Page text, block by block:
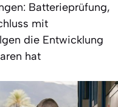
Batterieprüfung,
mit
die Entwicklung
hat